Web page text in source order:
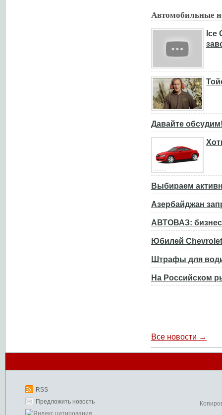
Автомобильные
Ice
Давайте
Выбираем
Азербайджан
АВТОВАЗ:
Юбилей
Штрафы для
На Российском
Все новости →
RSS
Предложить новость